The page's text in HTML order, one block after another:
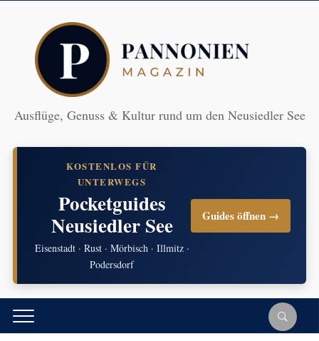
Ausflüge, Genuss & Kultur rund um den Neusiedler See
KOSTENLOS FÜR
UNTERWEGS
Pocketguides
Neusiedler See
Eisenstadt · Rust · Mörbisch · Illmitz ·
Podersdorf
Guides öffnen →